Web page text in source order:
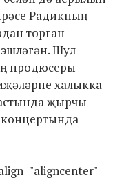
Радикның
торган
Шул
продюсеры
халыкка
җырчы